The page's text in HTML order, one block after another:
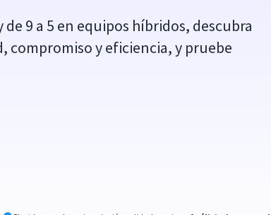
9 a 5 en equipos híbridos, descubra
compromiso y eficiencia, y pruebe